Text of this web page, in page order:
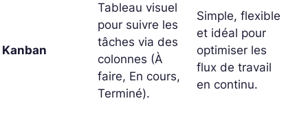
Kanban
Tableau visuel
pour suivre les
tâches via des
colonnes (À
faire, En cours,
Terminé).
Simple, flexible
et idéal pour
optimiser les
flux de travail
en continu.